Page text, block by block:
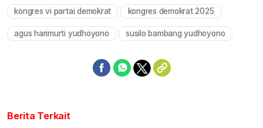
kongres vi partai demokrat kongres demokrat 2025
agus harimurti yudhoyono susilo bambang yudhoyono
Berita Terkait